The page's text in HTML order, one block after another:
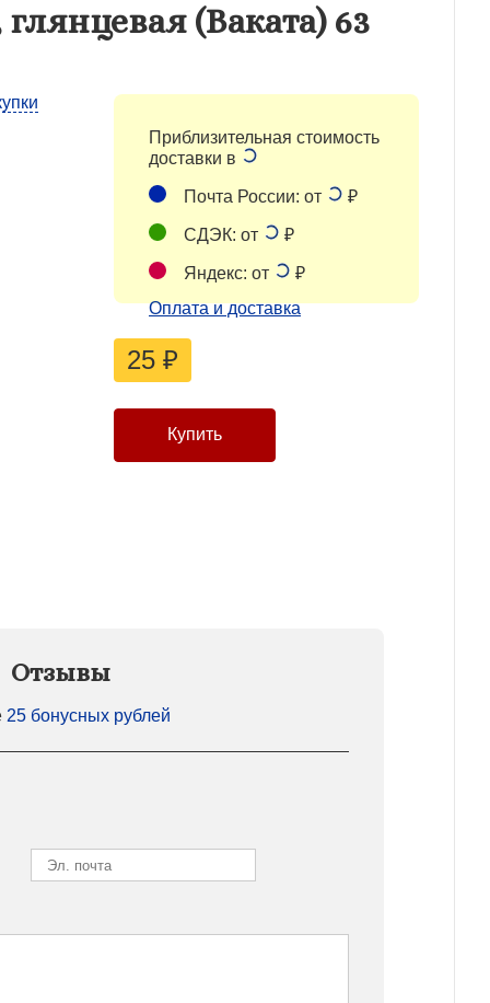
(Ваката) 63
Приблизительная стоимость
доставки в
Почта России: от ₽
СДЭК: от ₽
Яндекс: от
₽
Оплата и доставка
25 ₽
Отзывы
25 бонусных рублей